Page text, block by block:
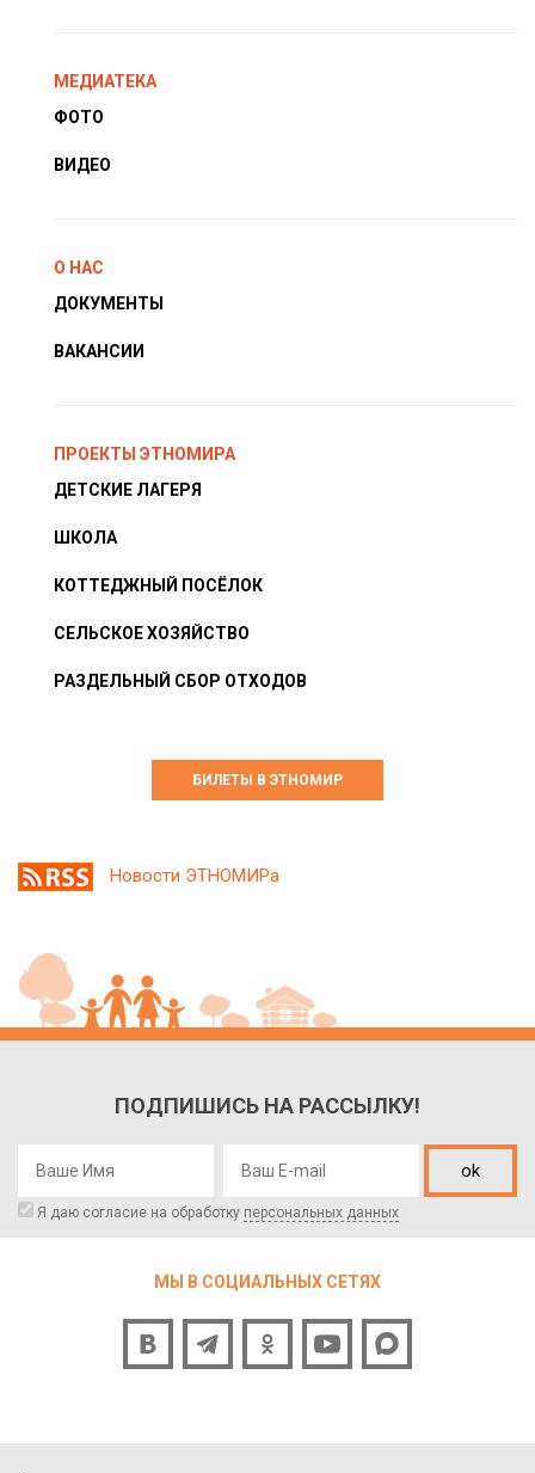
МЕДИАТЕКА
ФОТО
ВИДЕО
О НАС
ДОКУМЕНТЫ
ВАКАНСИИ
ПРОЕКТЫ ЭТНОМИРА
ДЕТСКИЕ ЛАГЕРЯ
ШКОЛА
КОТТЕДЖНЫЙ ПОСЁЛОК
СЕЛЬСКОЕ ХОЗЯЙСТВО
РАЗДЕЛЬНЫЙ СБОР ОТХОДОВ
БИЛЕТЫ В ЭТНОМИР
Новости ЭТНОМИРа
ПОДПИШИСЬ НА РАССЫЛКУ!
ok
Я даю согласие на обработку персональных данных
МЫ В СОЦИАЛЬНЫХ СЕТЯХ